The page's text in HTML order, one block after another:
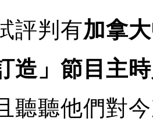
評判有加拿
造」節目主
聽聽他們對